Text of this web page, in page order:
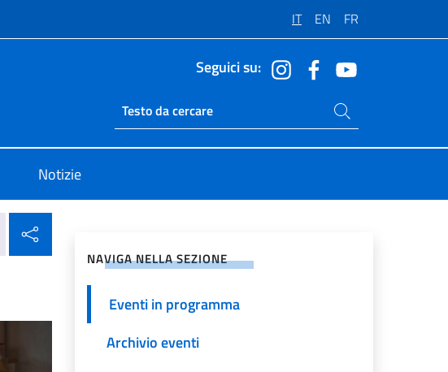
IT EN FR
Seguici su:
Ricerca sito live
Cerca nel sito
Notizie
NAVIGA NELLA SEZIONE
Eventi in programma
Archivio eventi